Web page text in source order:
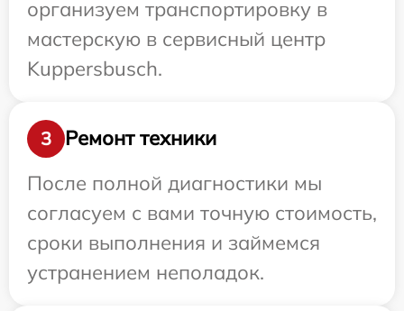
организуем транспортировку в
мастерскую в сервисный центр
Kuppersbusch.
3
Ремонт техники
После полной диагностики мы
согласуем с вами точную стоимость,
сроки выполнения и займемся
устранением неполадок.